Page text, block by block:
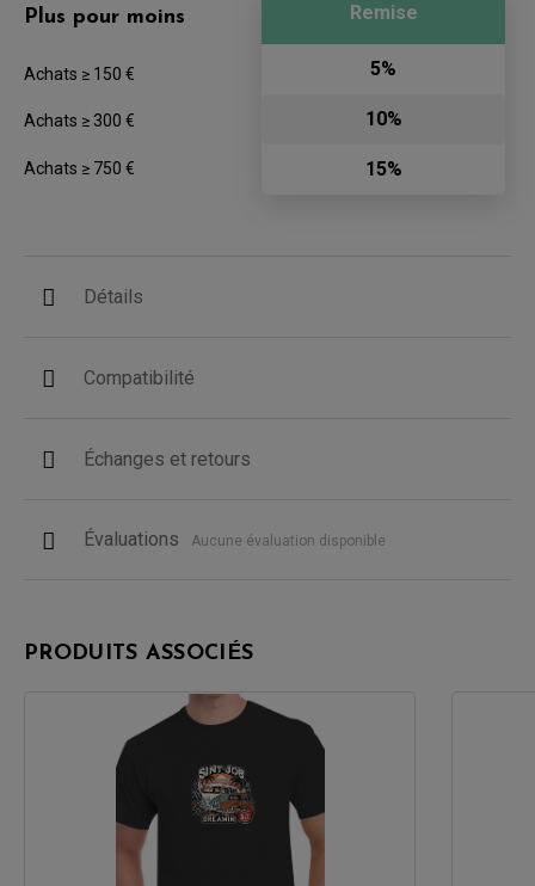
Plus pour moins
Achats ≥ 150 €
Achats ≥ 300 €
Achats ≥ 750 €
Remise
5%
10%
15%
Détails
Compatibilité
Échanges et retours
Évaluations Aucune évaluation disponible
PRODUITS ASSOCIÉS